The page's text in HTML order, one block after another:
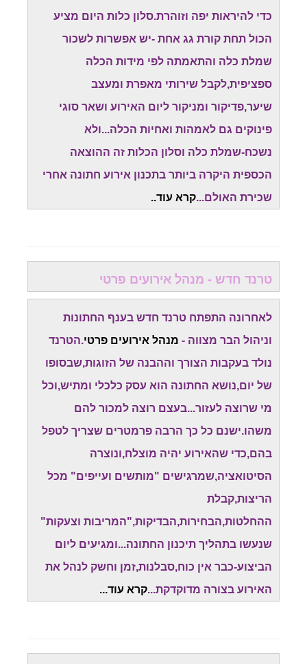
כדי להיראות יפה וזוהרת.סלון כלות היום מציע
הכול תחת קורת גג אחת -יש אפשרות לשכור
שמלת כלה והתאמתה לפי מידות הכלה
ספציפית,לקבל שירותי מאפרת ומעצב
שיער,פדיקור ומניקור ליום האירוע ושאר סוגי
פינוקים גם לאמהות ואחיות הכלה...ולא
נשכח-שמלת כלה וסלון הכלות זה ההוצאה
הכספית היקרה ביותר בתכנון אירוע חתונה אחרי
שכירת האולם...קרא עוד..
טרנד חדש - מנהל אירועים פרטי
לאחרונה התפתח טרנד חדש בענף החתונות
וניהול הבר מצווה - מנהל אירועים פרטי.הטרנד
נולד בעקבות הצורך וההבנה של הזוגות,שבסופו
של יום,נושא החתונה הוא עסק כלכלי ומתיש,וכל
מי שרוצה לעזור...בעצם רוצה למכור להם
משהו.ישנם כל כך הרבה פרמטרים שצריך לטפל
בהם,כדי שהאירוע יהיה מוצלח,ונוצרה
הסיטואציה,שמרגישים "מותשים ועייפים" מכל
הריצות,קבלת
ההחלטות,הבחירות,הבדיקות,"המריבות וצעקות"
שנעשו בתהליך תיכנון החתונה...ומגיעים ליום
הביצוע-כבר אין כוח,סבלנות,זמן וחשק לנהל את
האירוע בצורה מדוקדקת...קרא עוד...